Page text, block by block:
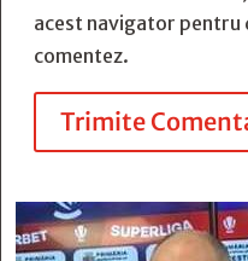
acest navigator pentru
comentez.
Trimite